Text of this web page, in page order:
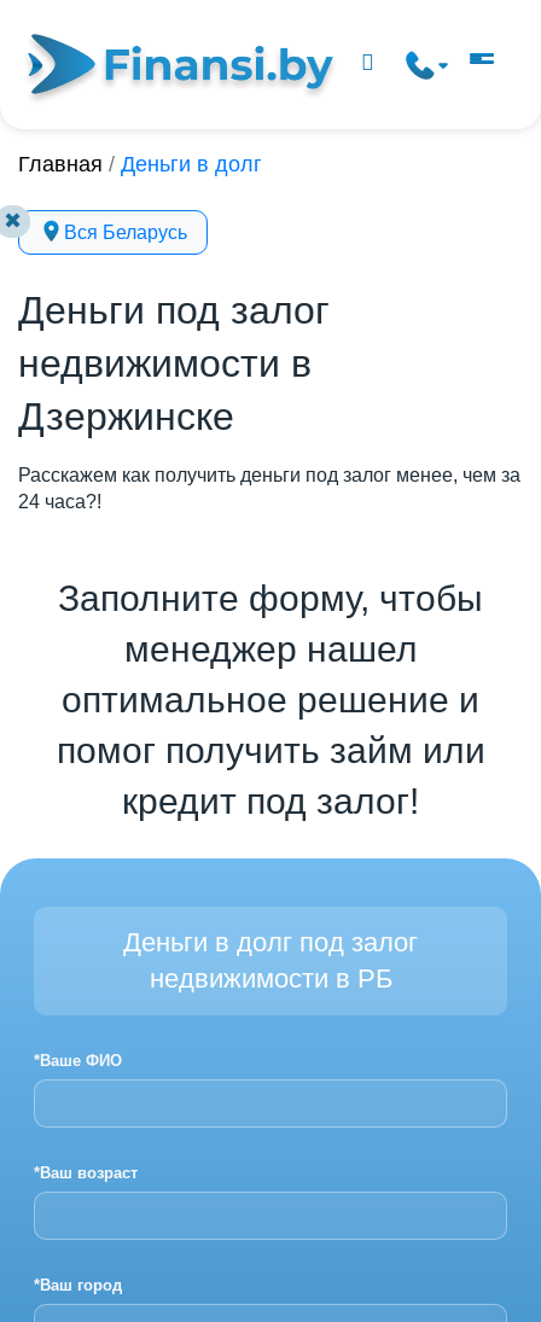
✖
Главная / Деньги в долг
Вся Беларусь
Деньги под залог
недвижимости в
Дзержинске
Расскажем как получить деньги под залог менее, чем за
24 часа?!
Заполните форму, чтобы
менеджер нашел
оптимальное решение и
помог получить займ или
кредит под залог!
Деньги в долг под залог
недвижимости в РБ
*Ваше ФИО
*Ваш возраст
*Ваш город